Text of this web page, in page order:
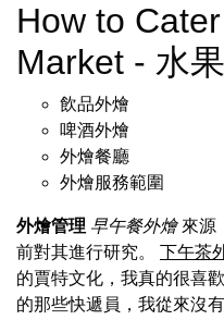
How to
Market - 水
飲品外燴
啤酒外燴
外燴餐廳
外燴服務範圍
外燴管理 早午餐外燴來源
前對其進行研究。 下午茶
的賈特文化，我真的很喜
的那些快遞員，我從來沒